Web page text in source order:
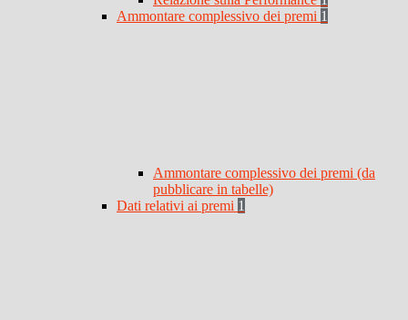
Ammontare complessivo dei premi 1
Ammontare complessivo dei premi (da
pubblicare in tabelle)
Dati relativi ai premi 1